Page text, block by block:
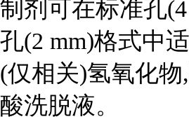
制剂可在标准孔
孔(2 mm)格式中
(仅相关)氢氧化
酸洗脱液。